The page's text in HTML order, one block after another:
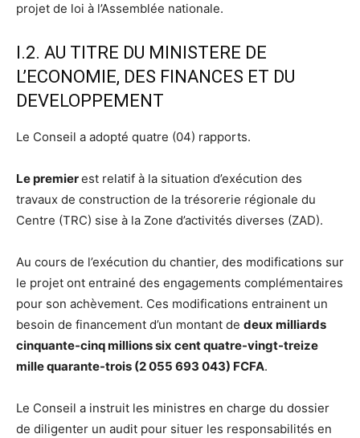
projet de loi à l’Assemblée nationale.
I.2. AU TITRE DU MINISTERE DE
L’ECONOMIE, DES FINANCES ET DU
DEVELOPPEMENT
Le Conseil a adopté quatre (04) rapports.
Le premierest relatif à la situation d’exécution des
travaux de construction de la trésorerie régionale du
Centre (TRC) sise à la Zone d’activités diverses (ZAD).
Au cours de l’exécution du chantier, des modifications sur
le projet ont entrainé des engagements complémentaires
pour son achèvement. Ces modifications entrainent un
besoin de financement d’un montant de deux milliards
cinquante-cinq millions six cent quatre-vingt-treize
mille quarante-trois (2 055 693 043) FCFA.
Le Conseil a instruit les ministres en charge du dossier
de diligenter un audit pour situer les responsabilités en